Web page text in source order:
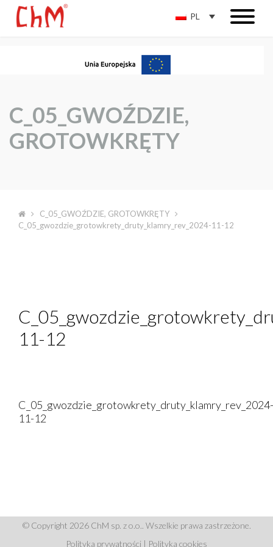
PL
C_05_GWOŹDZIE,
GROTOWKRĘTY
C_05_GWOŹDZIE, GROTOWKRĘTY
C_05_gwozdzie_grotowkrety_druty_klamry_rev_2024-11-12
11-12
C_05_gwozdzie_grotowkrety_druty_klamry_rev_2024-
11-12
© Copyright 2026 ChM sp. z o.o.. Wszelkie prawa zastrzeżone.
Polityka prywatności | Polityka cookies